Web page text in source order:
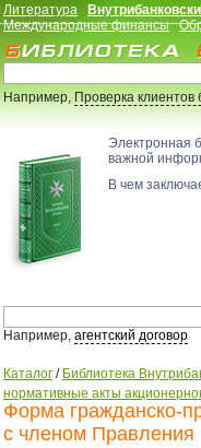
Литература
Международные финансы
Например,Проверка клиентов
важной
В чем
Например, агентский договор
Каталог / Библиотека
нормативные акты
Форма гражданско-
с членом Правления